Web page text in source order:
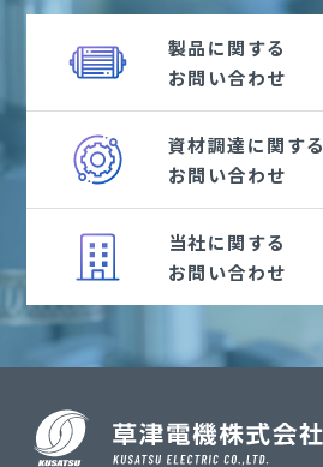
製品に関する
お問い合わせ
資材調達に関する
お問い合わせ
当社に関する
お問い合わせ